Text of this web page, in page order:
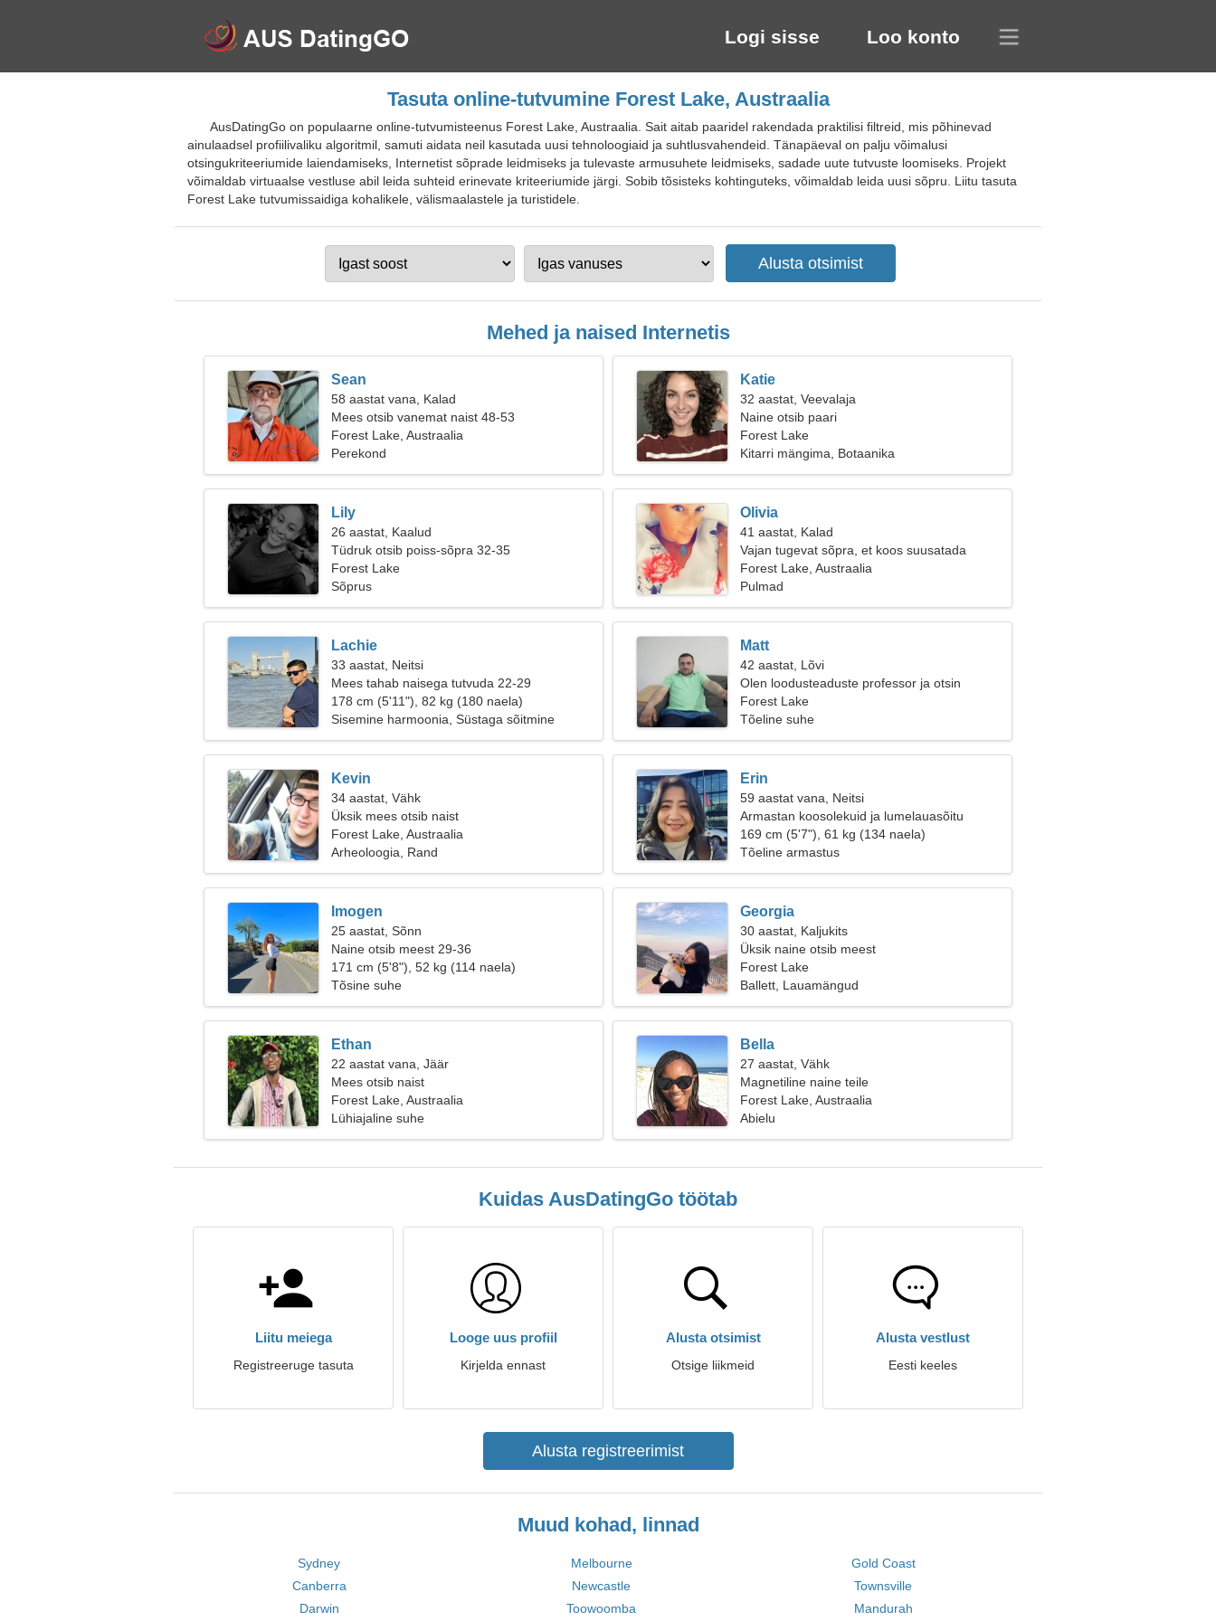
Logi sisse Loo konto
Tasuta online-tutvumine Forest Lake, Austraalia
AusDatingGo on populaarne online-tutvumisteenus Forest Lake, Austraalia. Sait aitab paaridel rakendada praktilisi filtreid, mis põhinevad
ainulaadsel profiilivaliku algoritmil, samuti aidata neil kasutada uusi tehnoloogiaid ja suhtlusvahendeid. Tänapäeval on palju võimalusi
otsingukriteeriumide laiendamiseks, Internetist sõprade leidmiseks ja tulevaste armusuhete leidmiseks, sadade uute tutvuste loomiseks. Projekt
võimaldab virtuaalse vestluse abil leida suhteid erinevate kriteeriumide järgi. Sobib tõsisteks kohtinguteks, võimaldab leida uusi sõpru. Liitu tasuta
Forest Lake tutvumissaidiga kohalikele, välismaalastele ja turistidele.
Mehed ja naised Internetis
Sean
58 aastat vana, Kalad
Mees otsib vanemat naist 48-53
Forest Lake, Austraalia
Perekond
Katie
32 aastat, Veevalaja
Naine otsib paari
Forest Lake
Kitarri mängima, Botaanika
Lily
26 aastat, Kaalud
Tüdruk otsib poiss-sõpra 32-35
Forest Lake
Sõprus
Olivia
41 aastat, Kalad
Vajan tugevat sõpra, et koos suusatada
Forest Lake, Austraalia
Pulmad
Lachie
33 aastat, Neitsi
Mees tahab naisega tutvuda 22-29
178 cm (5'11"), 82 kg (180 naela)
Sisemine harmoonia, Süstaga sõitmine
Matt
42 aastat, Lõvi
Olen loodusteaduste professor ja otsin
tagasihoidlikku naist
Forest Lake
Tõeline suhe
Kevin
34 aastat, Vähk
Üksik mees otsib naist
Forest Lake, Austraalia
Arheoloogia, Rand
Erin
59 aastat vana, Neitsi
Armastan koosolekuid ja lumelauasõitu
169 cm (5'7"), 61 kg (134 naela)
Tõeline armastus
Imogen
25 aastat, Sõnn
Naine otsib meest 29-36
171 cm (5'8"), 52 kg (114 naela)
Tõsine suhe
Georgia
30 aastat, Kaljukits
Üksik naine otsib meest
Forest Lake
Ballett, Lauamängud
Ethan
22 aastat vana, Jäär
Mees otsib naist
Forest Lake, Austraalia
Lühiajaline suhe
Bella
27 aastat, Vähk
Magnetiline naine teile
Forest Lake, Austraalia
Abielu
Kuidas AusDatingGo töötab
Liitu meiega
Registreeruge tasuta
Looge uus profiil
Kirjelda ennast
Alusta otsimist
Otsige liikmeid
Alusta vestlust
Eesti keeles
Alusta registreerimist
Muud kohad, linnad
Sydney Melbourne
Gold Coast
Canberra
Newcastle
Townsville
Darwin
Toowoomba Mandurah